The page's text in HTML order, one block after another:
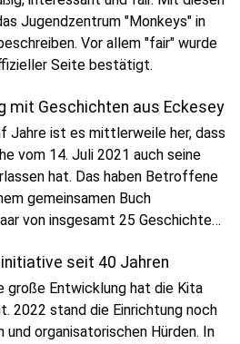
Jugendzentrum "Monkeys" in
Vor allem "fair" wurde
Seite bestätigt.
play_circleAudio anhören
mit Geschichten aus Eckesey
Jahre ist es mittlerweile her, dass
vom 14. Juli 2021 auch seine
hat. Das haben Betroffene
gemeinsamen Buch
von insgesamt 25 Geschichten
zusammen.
play_circleAudio anhören
seit 40 Jahren
große Entwicklung hat die Kita
2022 stand die Einrichtung noch
und organisatorischen Hürden. In